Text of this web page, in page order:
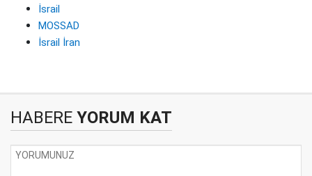
İsrail
MOSSAD
İsrail İran
HABERE YORUM KAT